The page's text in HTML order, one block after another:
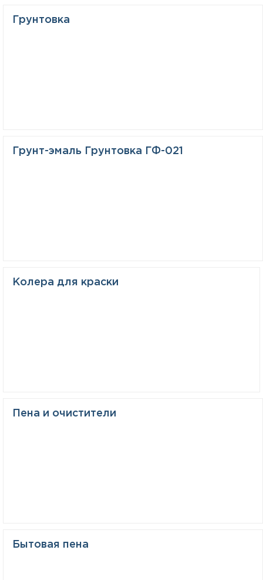
Грунтовка
Грунт-эмаль Грунтовка ГФ-021
Колера для краски
Пена и очистители
Бытовая пена